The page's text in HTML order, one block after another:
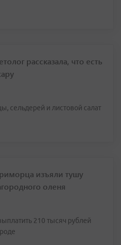
рассказала, что есть
сельдерей и листовой салат
изъяли тушу
оленя
210 тысяч рублей